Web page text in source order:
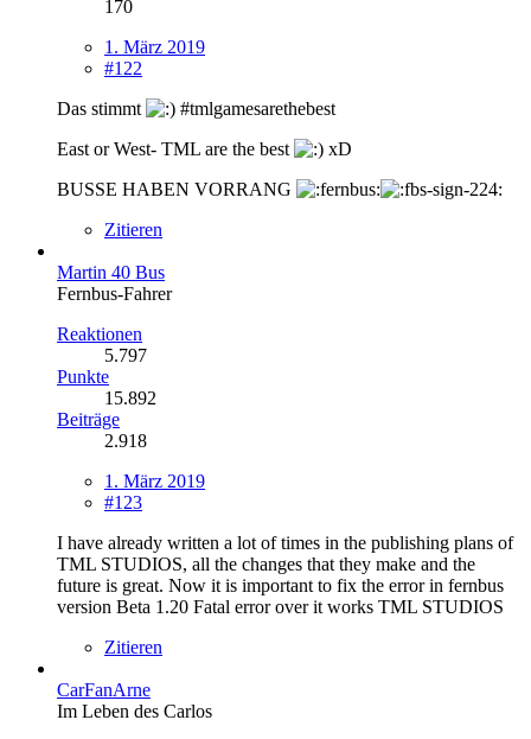
170
1. März 2019
#122
Das stimmt
#tmlgamesarethebest
East or West- TML are the best
xD
BUSSE HABEN VORRANG
Zitieren
Martin 40 Bus
Fernbus-Fahrer
Reaktionen
5.797
Punkte
15.892
Beiträge
2.918
1. März 2019
#123
I have already written a lot of times in the publishing plans of
TML STUDIOS, all the changes that they make and the
future is great. Now it is important to fix the error in fernbus
version Beta 1.20 Fatal error over it works TML STUDIOS
Zitieren
CarFanArne
Im Leben des Carlos